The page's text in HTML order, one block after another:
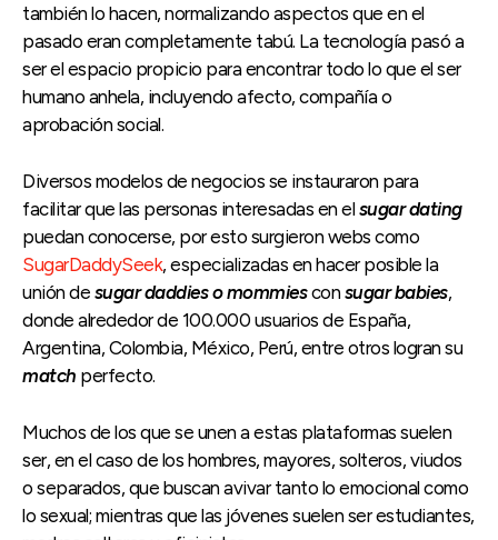
también lo hacen, normalizando aspectos que en el
pasado eran completamente tabú. La tecnología pasó a
ser el espacio propicio para encontrar todo lo que el ser
humano anhela, incluyendo afecto, compañía o
aprobación social.
Diversos modelos de negocios se instauraron para
facilitar que las personas interesadas en elsugar dating
puedan conocerse, por esto surgieron webs como
SugarDaddySeek, especializadas en hacer posible la
unión de sugar daddies o mommiesconsugar babies,
donde alrededor de 100.000 usuarios de España,
Argentina, Colombia, México, Perú, entre otros logran su
match perfecto.
Muchos de los que se unen a estas plataformas suelen
ser, en el caso de los hombres, mayores, solteros, viudos
o separados, que buscan avivar tanto lo emocional como
lo sexual; mientras que las jóvenes suelen ser estudiantes,